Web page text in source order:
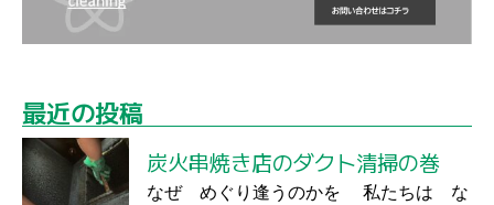
最近の投稿
炭火串焼き店のダクト清掃の巻
なぜ めぐり逢うのかを 私たちは な